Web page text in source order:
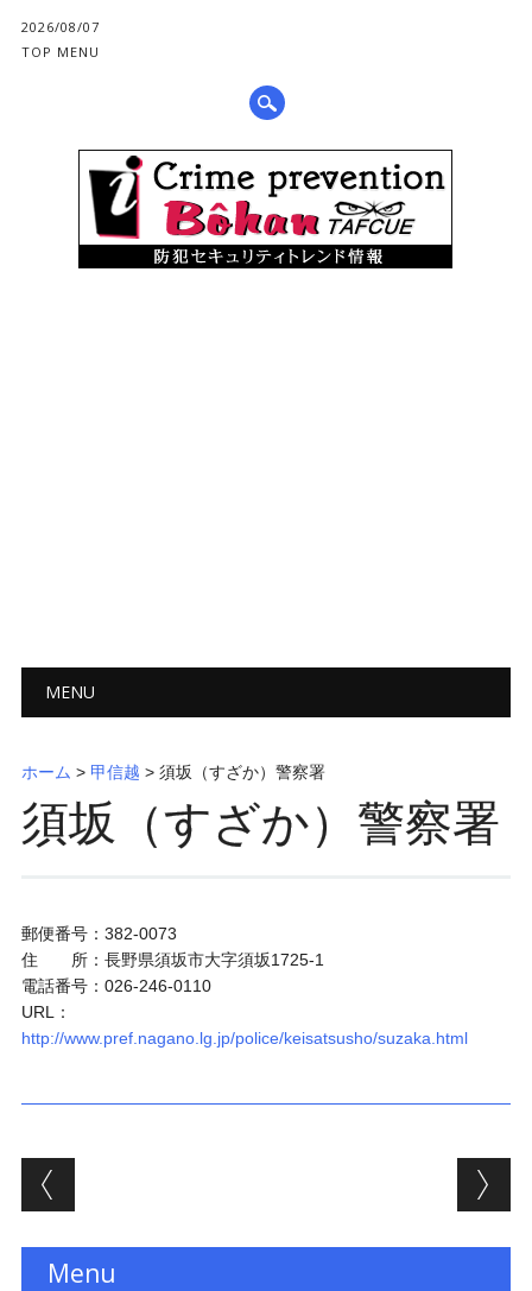
2026/08/07
TOP MENU
メインメニュー
ツ
へ
ス
MENU
ホーム > 甲信越 > 須坂（すざか）警察署
須坂（すざか）警察署
郵便番号：382-0073
住 所：長野県須坂市大字須坂1725-1
電話番号：026-246-0110
URL：
http://www.pref.nagano.lg.jp/police/keisatsusho/suzaka.html
投稿ナビゲーション
Menu